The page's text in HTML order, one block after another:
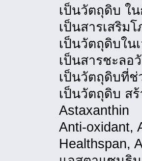
เป็นวัตถุดิบ ใ
เป็นสารเสริม
เป็นวัตถุดิบใน
เป็นสารชะลอ
เป็นวัตถุดิบที่
เป็นวัตถุดิบ ส
Astaxanthin
Anti-oxidant,
Healthspan,